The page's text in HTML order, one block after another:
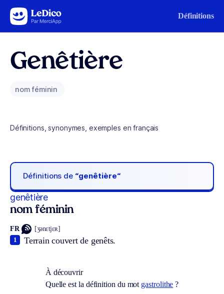
Aller au contenu Définitions
Genêtière
nom féminin
Définitions, synonymes, exemples en français
Définitions de “genêtière“
genêtière
nom féminin
FR [ʒənɛtjɛʀ]
Terrain couvert de genêts.
1
À découvrir
Quelle est la définition du mot gastrolithe ?